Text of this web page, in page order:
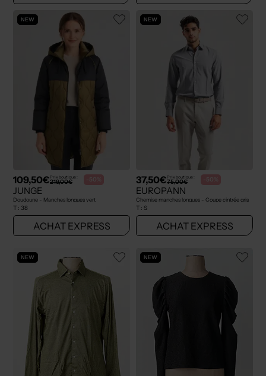
NEW
109,50€Prix boutique :
219,00€ -50%
JUNGE
Doudoune - Manches longues vert
T : 38
ACHAT EXPRESS
NEW
37,50€Prix boutique :
75,00€ -50%
EUROPANN
Chemise manches longues - Coupe cintrée gris
T : S
ACHAT EXPRESS
NEW NEW